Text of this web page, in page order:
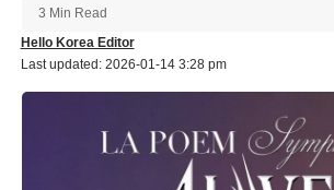
Last updated: 2026-01-14 3:28 pm
Hello Korea Editor
3 Min Read